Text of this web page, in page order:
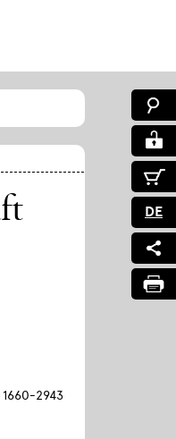
DE
2943